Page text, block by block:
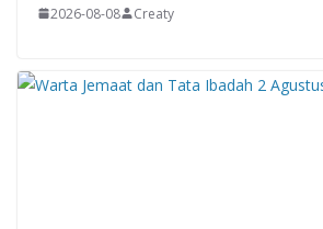
2026-08-08 Creaty